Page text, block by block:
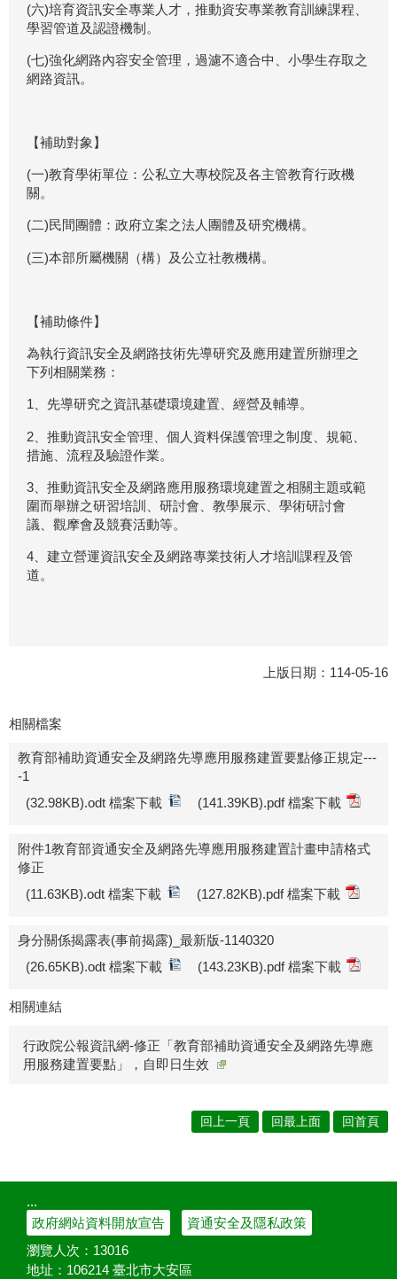
(六)培育資訊安全專業人才，推動資安專業教育訓練課程、
學習管道及認證機制。
(七)強化網路內容安全管理，過濾不適合中、小學生存取之
網路資訊。
【補助對象】
(一)教育學術單位：公私立大專校院及各主管教育行政機
關。
(二)民間團體：政府立案之法人團體及研究機構。
(三)本部所屬機關（構）及公立社教機構。
【補助條件】
為執行資訊安全及網路技術先導研究及應用建置所辦理之
下列相關業務：
1、先導研究之資訊基礎環境建置、經營及輔導。
2、推動資訊安全管理、個人資料保護管理之制度、規範、
措施、流程及驗證作業。
3、推動資訊安全及網路應用服務環境建置之相關主題或範
圍而舉辦之研習培訓、研討會、教學展示、學術研討會
議、觀摩會及競賽活動等。
4、建立營運資訊安全及網路專業技術人才培訓課程及管
道。
上版日期：114-05-16
相關檔案
教育部補助資通安全及網路先導應用服務建置要點修正規定---
-1
(32.98KB).odt 檔案下載
(141.39KB).pdf 檔案下載
附件1教育部資通安全及網路先導應用服務建置計畫申請格式
修正
(11.63KB).odt 檔案下載
(127.82KB).pdf 檔案下載
身分關係揭露表(事前揭露)_最新版-1140320
(26.65KB).odt 檔案下載
(143.23KB).pdf 檔案下載
相關連結
行政院公報資訊網-修正「教育部補助資通安全及網路先導應
用服務建置要點」，自即日生效
回上一頁 回最上面 回首頁
:::
政府網站資料開放宣告
資通安全及隱私政策
瀏覽人次： 13016
地址：106214 臺北市大安區